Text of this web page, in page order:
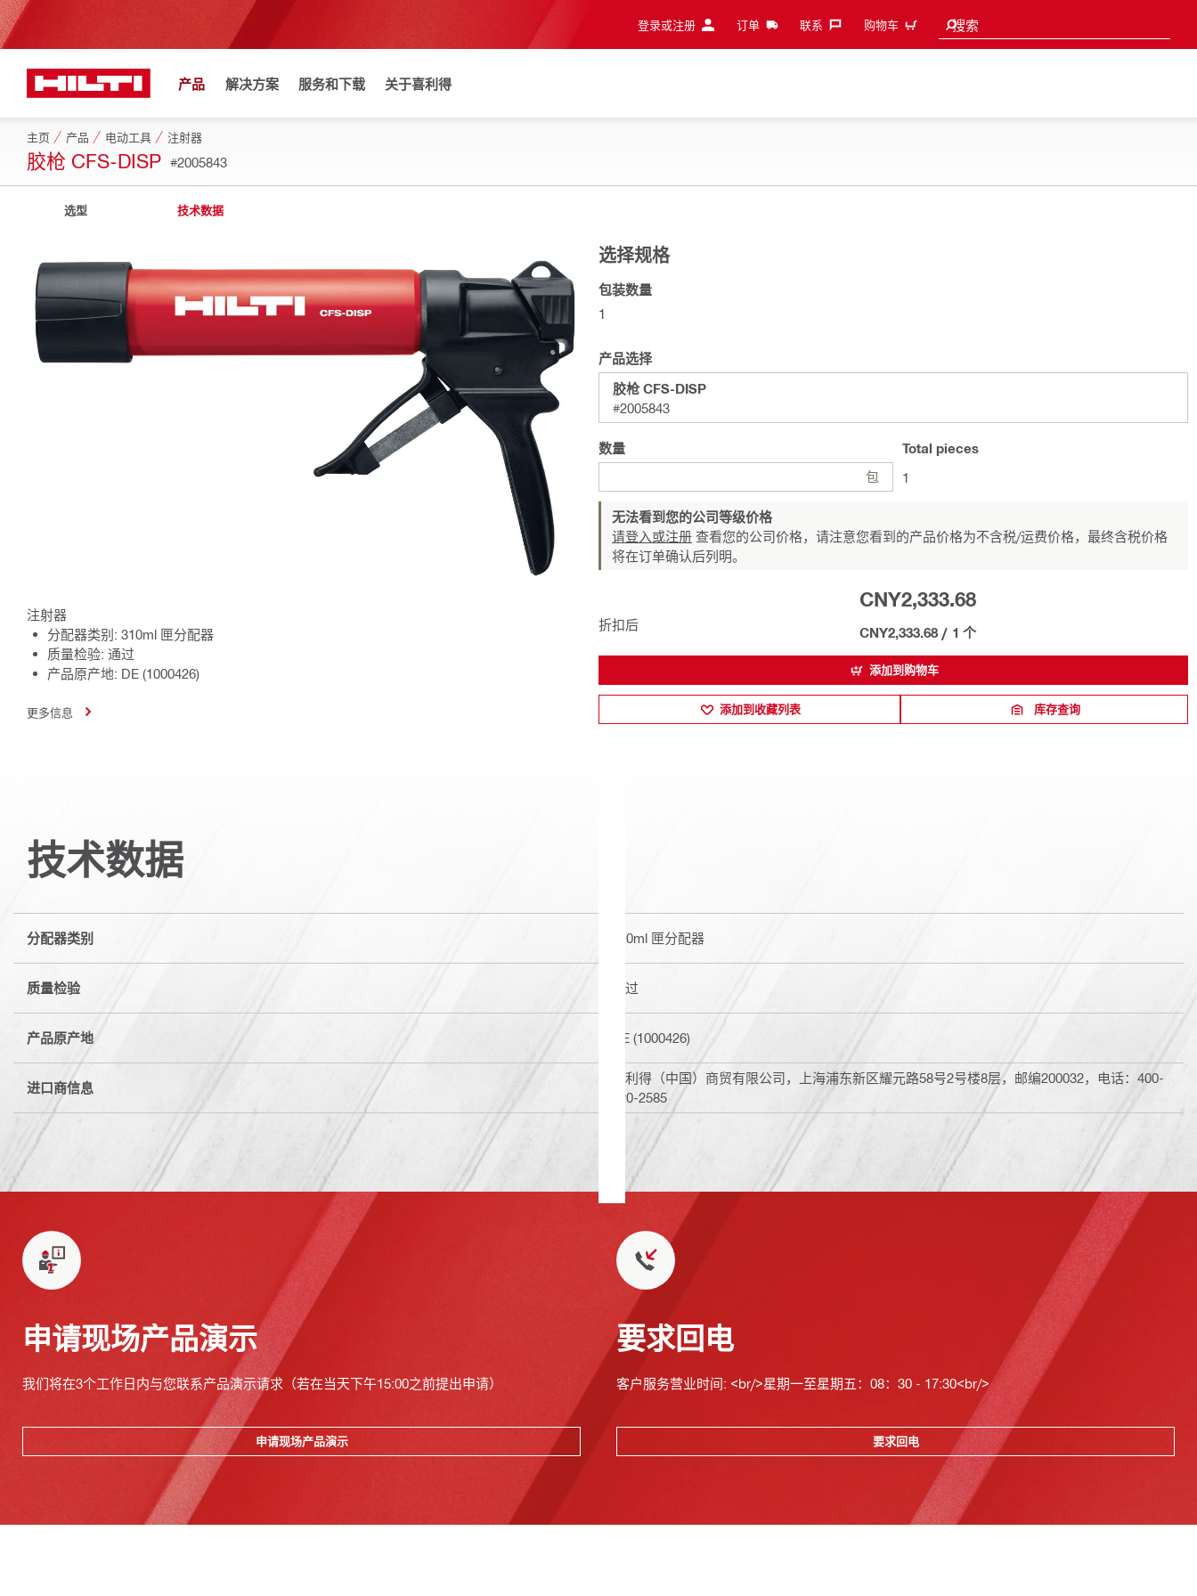
登录或注册 订单 联系‎ 购物车 搜索
Search suggestions
产品 解决方案 服务和下载 关于喜利得
主页 产品 电动工具 注射器
胶枪 CFS-DISP #2005843
选型 技术数据
注射器
分配器类别: 310ml 匣分配器
质量检验: 通过
产品原产地: DE (1000426)
更多信息
选择规格
包装数量
1
产品选择
胶枪 CFS-DISP
#2005843
数量
包
Total pieces
1
无法看到您的公司等级价格
请登入或注册 查看您的公司价格，请注意您看到的产品价格为不含税/运费价格，最终含税价格
将在订单确认后列明。
折扣后
CNY2,333.68
CNY2,333.68 / 1 个
添加到购物车
添加到收藏列表 库存查询
技术数据
分配器类别 310ml 匣分配器
质量检验 通过
产品原产地 DE (1000426)
进口商信息
喜利得（中国）商贸有限公司，上海浦东新区耀元路58号2号楼8层，邮编200032，电话：400-
820-2585
申请现场产品演示
我们将在3个工作日内与您联系产品演示请求（若在当天下午15:00之前提出申请）
申请现场产品演示
要求回电
客户服务营业时间: <br/>星期一至星期五：08：30 - 17:30<br/>
要求回电